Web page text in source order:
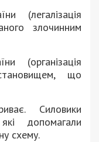
злочинним
що
Силовики
допомагали
схему.